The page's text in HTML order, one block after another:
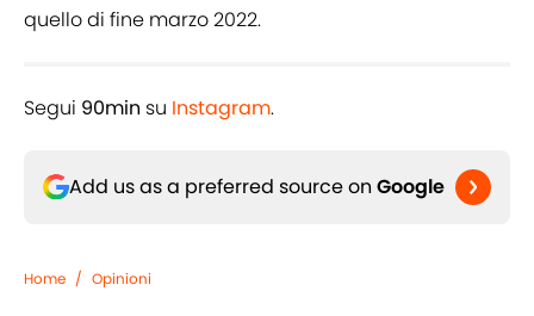
quello di fine marzo 2022.
Segui 90min su Instagram.
Add us as a preferred source on Google
Home / Opinioni